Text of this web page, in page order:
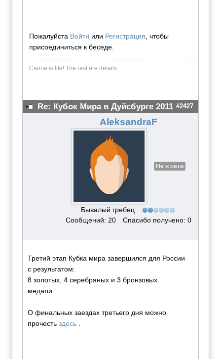
Пожалуйста Войти или Регистрация, чтобы
присоединиться к беседе.
Canoe is life! The rest are dеtails.
Re: Кубок Мира в Дуйсбурге 2011 #2427
AleksandraF
Не в сети
Бывалый гребец
Сообщений: 20
Спасибо получено: 0
Третий этап Кубка мира завершился для России
с результатом:
8 золотых, 4 серебряных и 3 бронзовых
медали.
О финальных заездах третьего дня можно
прочесть здесь